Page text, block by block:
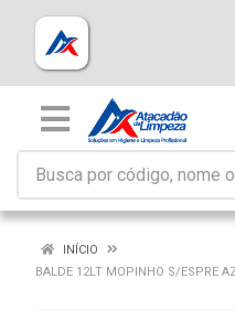
INÍCIO
BALDE 12LT MOPINHO S/ESPRE